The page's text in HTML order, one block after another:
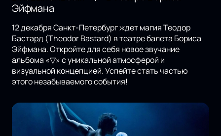
Эйфмана
12 декабря Санкт-Петербург ждет магия Теодор
Бастард (Theodor Bastard) в театре балета Бориса
Эйфмана. Откройте для себя новое звучание
альбома «▽» с уникальной атмосферой и
визуальной концепцией. Успейте стать частью
этого незабываемого события!